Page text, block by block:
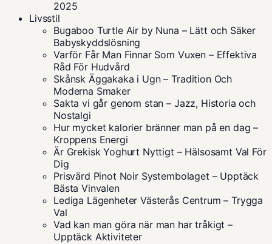
2025
Livsstil
Bugaboo Turtle Air by Nuna – Lätt och Säker
Babyskyddslösning
Varför Får Man Finnar Som Vuxen – Effektiva
Råd För Hudvård
Skånsk Äggakaka i Ugn – Tradition Och
Moderna Smaker
Sakta vi går genom stan – Jazz, Historia och
Nostalgi
Hur mycket kalorier bränner man på en dag –
Kroppens Energi
Är Grekisk Yoghurt Nyttigt – Hälsosamt Val För
Dig
Prisvärd Pinot Noir Systembolaget – Upptäck
Bästa Vinvalen
Lediga Lägenheter Västerås Centrum – Trygga
Val
Vad kan man göra när man har tråkigt –
Upptäck Aktiviteter